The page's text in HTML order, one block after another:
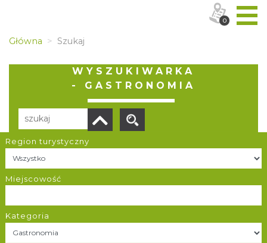
Główna Szukaj
WYSZUKIWARKA
- GASTRONOMIA
Region turystyczny
Miejscowość
Kategoria
Liczba elementów:
0